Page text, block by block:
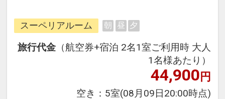
ど、オフィシャルホテルならではの
メリットが満載です。パークで大人
気のミニオンがホテルでも大騒ぎ♪
客室は落ち着いた色で上質なデザイ
ンの快適空間。エリアトップクラス
の広さを誇り、ゆったりとお寛ぎい
ただけます。
スーペリアルーム 朝 昼 夕
旅行代金 （航空券+宿泊 2名1室ご利用時 大人
1名様あたり）
44,900円
空き： 5室(08月09日20:00時点)